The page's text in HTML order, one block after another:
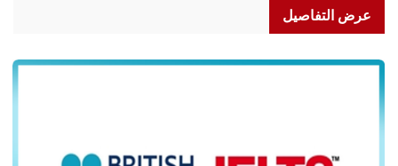
عرض التفاصيل